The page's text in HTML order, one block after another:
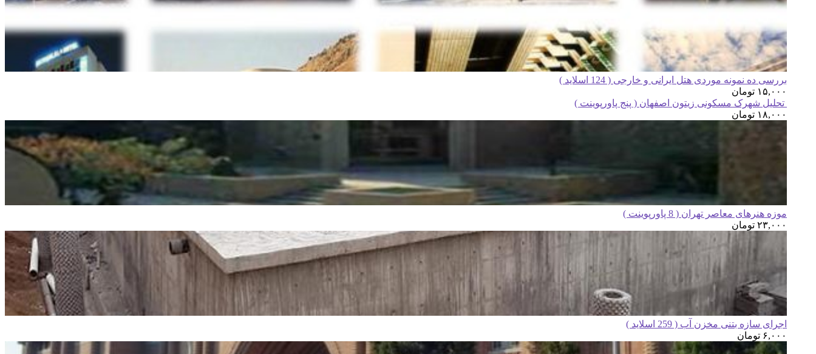
بررسی ده نمونه موردی هتل ایرانی و خارجی ( 124 اسلاید )
۱۵,۰۰۰ تومان
تحلیل شهرک مسکونی زیتون اصفهان ( پنج پاورپوینت )
۱۸,۰۰۰ تومان
موزه هنرهای معاصر تهران ( 8 پاورپوینت )
۲۳,۰۰۰ تومان
اجرای سازه بتنی مخزن آب ( 259 اسلاید )
۶,۰۰۰ تومان